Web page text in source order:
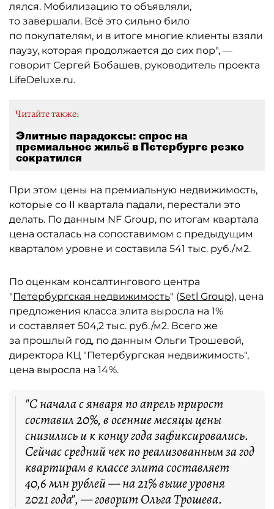
лялся. Мобилизацию то объявляли,
то завершали. Всё это сильно било
по покупателям, и в итоге многие клиенты взяли
паузу, которая продолжается до сих пор", —
говорит Сергей Бобашев, руководитель проекта
LifeDeluxe.ru.
Читайте также:
Элитные парадоксы: спрос на
премиальное жильё в Петербурге резко
сократился
При этом цены на премиальную недвижимость,
которые со II квартала падали, перестали это
делать. По данным NF Group, по итогам квартала
цена осталась на сопоставимом с предыдущим
кварталом уровне и составила 541 тыс. руб. / м2.
По оценкам консалтингового центра
"Петербургская недвижимость" (Setl Group), цена
предложения класса элита выросла на 1%
и составляет 504,2 тыс. руб./м2. Всего же
за прошлый год, по данным Ольги Трошевой,
директора КЦ "Петербургская недвижимость",
цена выросла на 14 %.
"С начала с января по апрель прирост
составил 20%, в осенние месяцы цены
снизились и к концу года зафиксировались.
Сейчас средний чек по реализованным за год
квартирам в классе элита составляет
40,6 млн рублей — на 21% выше уровня
2021 года", — говорит Ольга Трошев­а.